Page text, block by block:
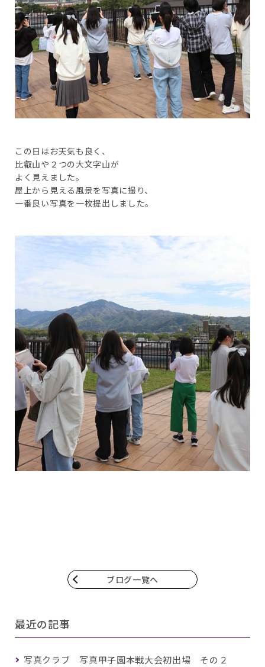
この日はお天気も良く、
比叡山や２つの大文字山が
よく見えました。
屋上から見える風景を写真に撮り、
一番良い写真を一枚提出しました。
ブログ一覧へ
最近の記事
写真クラブ 写真甲子園本戦大会初出場 その２